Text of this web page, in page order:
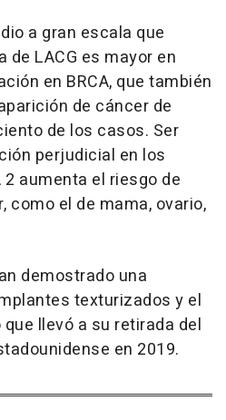
a gran escala que
LACG es mayor en
en BRCA, que también
de cáncer de
de los casos. Ser
perjudicial en los
2 aumenta el riesgo de
como el de mama, ovario,
demostrado una
texturizados y el
que llevó a su retirada del
en 2019.